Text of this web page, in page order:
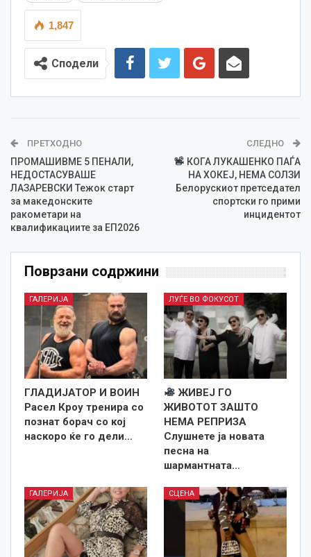
1,847
Сподели
ПРЕТХОДНО
ПРОМАШИВМЕ 5 ПЕНАЛИ,
НЕДОСТАСУВАШЕ
ЛАЗАРЕВСКИ Тежок старт
за македонските
ракометари на
квалификациите за ЕП2026
СЛЕДНО
КОГА ЛУКАШЕНКО ПАЃА
НА ХОКЕЈ, НЕМА СОЛЗИ
Белорускиот претседател
спортски го прими
инцидентот
Поврзани содржини
ГАЛЕРИЈА
ГЛАДИЈАТОР И ВОИН
Расел Кроу тренира со
познат борач со кој
наскоро ќе го дели…
ЛУЃЕ ВО ФОКУСОТ
ЖИВЕЈ ГО
ЖИВОТОТ ЗАШТО
НЕМА РЕПРИЗА
Слушнете ја новата
песна на
шармантната…
ГАЛЕРИЈА СЦЕНА